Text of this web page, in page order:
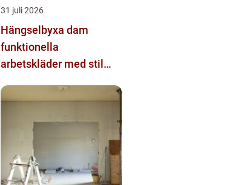
31 juli 2026
Hängselbyxa dam
funktionella
arbetskläder med stil